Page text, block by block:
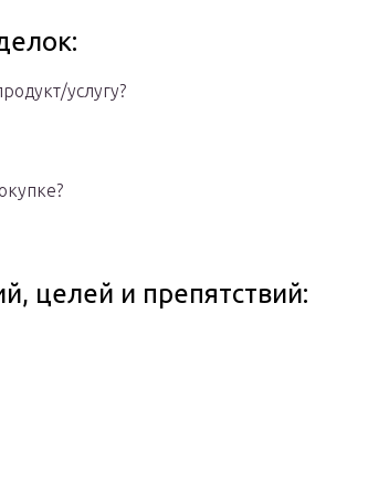
услугу?
целей и препятствий: